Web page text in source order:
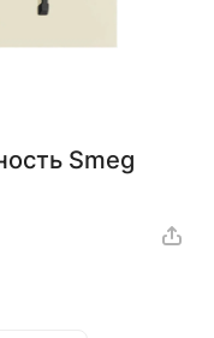
Smeg